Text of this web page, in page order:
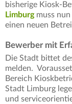
bisherige Kiosk-
Limburgmuss nun
einen neuen
Bewerber mit
Die Stadt bittet
melden.
Bereich
Stadt Limburg
und